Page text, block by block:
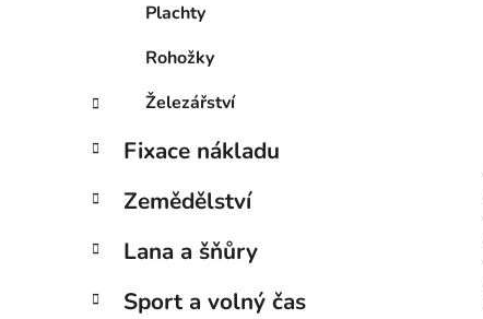
Plachty
Rohožky
Železářství
Fixace nákladu
Zemědělství
Lana a šňůry
Sport a volný čas